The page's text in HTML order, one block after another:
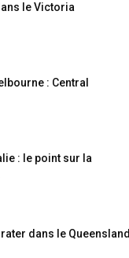
le Victoria
: Central
: le point sur la
dans le Queensland